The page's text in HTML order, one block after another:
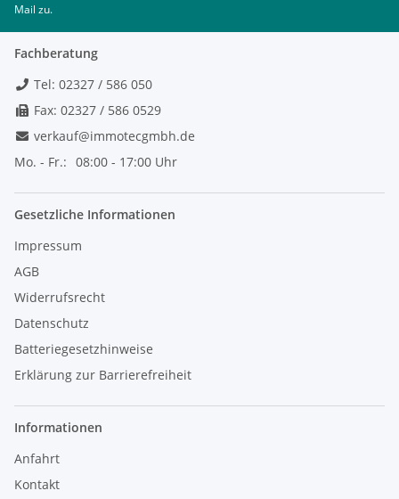
Mail zu.
Fachberatung
Tel: 02327 / 586 050
Fax: 02327 / 586 0529
verkauf@immotecgmbh.de
Mo. - Fr.: 08:00 - 17:00 Uhr
Gesetzliche Informationen
Impressum
AGB
Widerrufsrecht
Datenschutz
Batteriegesetzhinweise
Erklärung zur Barrierefreiheit
Informationen
Anfahrt
Kontakt